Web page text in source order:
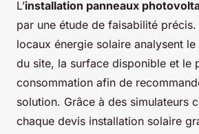
L’installation panneaux
par une étude de faisabilité
locaux énergie solaire analysent
du site, la surface disponible et le
consommation afin de
solution. Grâce à des simulateurs
chaque devis installation solaire